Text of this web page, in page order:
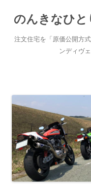
テ
ン
へ
ス
のんきなひ
注文住宅を「原価公開方
ンディヴ